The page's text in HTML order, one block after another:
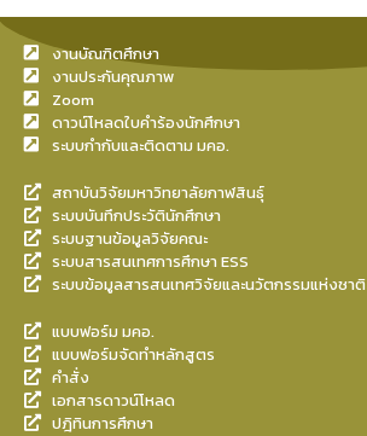
งานบัณฑิตศึกษา
งานประกันคุณภาพ
Zoom
ดาวน์โหลดใบคำร้องนักศึกษา
ระบบกำกับและติดตาม มคอ.
สถาบันวิจัยมหาวิทยาลัยกาฬสินธุ์
ระบบบันทึกประวัตินักศึกษา
ระบบฐานข้อมูลวิจัยคณะ
ระบบสารสนเทศการศึกษา ESS
ระบบข้อมูลสารสนเทศวิจัยและนวัตกรรมแห่งชาติ
แบบฟอร์ม มคอ.
แบบฟอร์มจัดทำหลักสูตร
คำสั่ง
เอกสารดาวน์โหลด
ปฎิทินการศึกษา